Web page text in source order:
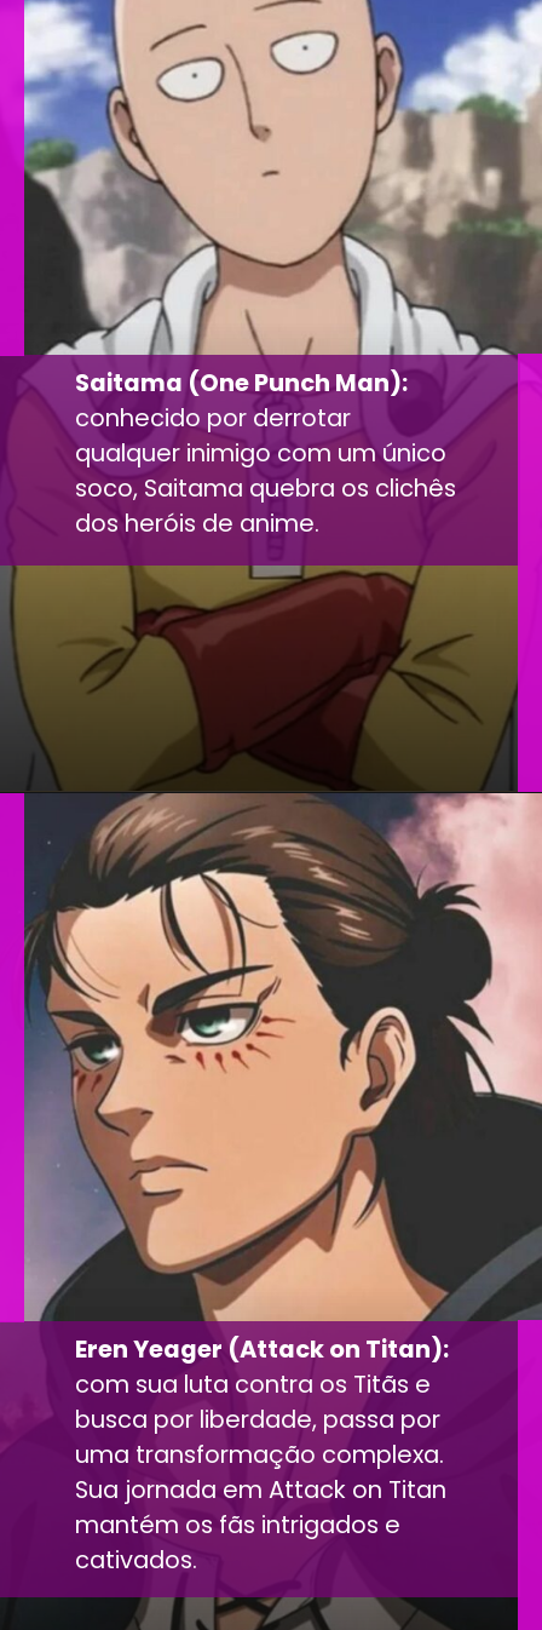
Saitama (One Punch Man):
conhecido por derrotar
qualquer inimigo com um único
soco, Saitama quebra os clichês
dos heróis de anime.
Eren Yeager (Attack on Titan):
com sua luta contra os Titãs e
busca por liberdade, passa por
uma transformação complexa.
Sua jornada em Attack on Titan
mantém os fãs intrigados e
cativados.